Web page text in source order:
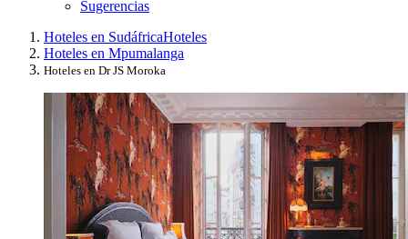
Sugerencias
Hoteles en SudáfricaHoteles
Hoteles en Mpumalanga
Hoteles en Dr JS Moroka